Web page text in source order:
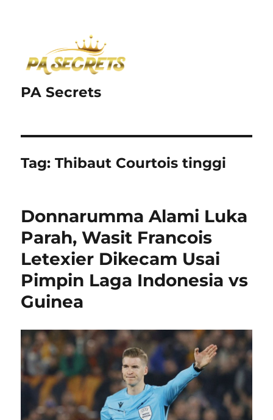
PA Secrets
Tag:Thibaut Courtois tinggi
Donnarumma Alami Luka
Parah, Wasit Francois
Letexier Dikecam Usai
Pimpin Laga Indonesia vs
Guinea